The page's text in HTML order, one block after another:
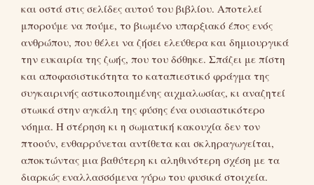
και οστά στις σελίδες αυτού του βιβλίου. Αποτελεί
μπορούμε να πούμε, το βιωμένο υπαρξιακό έπος ενός
ανθρώπου, που θέλει να ζήσει ελεύθερα και δημιουργικά
την ευκαιρία της ζωής, που του δόθηκε. Σπάζει με πίστη
και αποφασιστικότητα το καταπιεστικό φράγμα της
συγκαιρινής αστικοποιημένης αιχμαλωσίας, κι αναζητεί
στωικά στην αγκάλη της φύσης ένα ουσιαστικότερο
νόημα. Η στέρηση κι η σωματική κακουχία δεν τον
πτοούν, ενθαρρύνεται αντίθετα και σκληραγωγείται,
αποκτώντας μια βαθύτερη κι αληθινότερη σχέση με τα
διαρκώς εναλλασσόμενα γύρω του φυσικά στοιχεία.